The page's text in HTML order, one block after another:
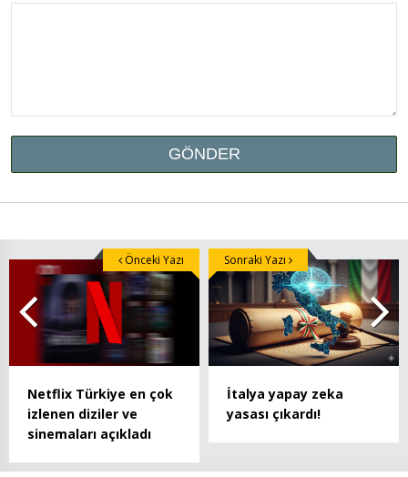
Netflix Türkiye en çok
izlenen diziler ve
sinemaları açıkladı
Önceki Yazı
İtalya yapay zeka
yasası çıkardı!
Sonraki Yazı